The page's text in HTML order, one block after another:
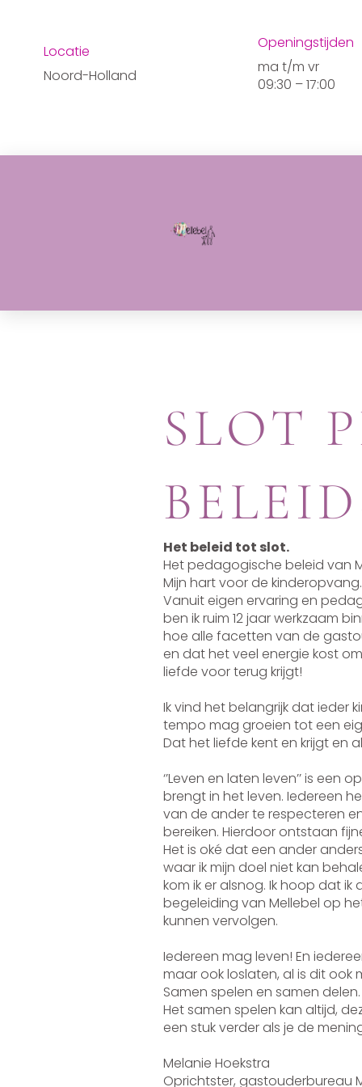
Locatie
Noord-Holland
Openingstijden
ma t/m vr
09:30 – 17:00
SLOT
Het beleid tot slot.
Het pedagogische beleid van
Mijn hart voor de kinderopvang.
Vanuit eigen ervaring en
ben ik ruim 12 jaar werkzaam
hoe alle facetten van de
en dat het veel energie kost
liefde voor terug krijgt!
Ik vind het belangrijk dat ieder
tempo mag groeien tot een
Dat het liefde kent en krijgt en
‘’Leven en laten leven’’ is
brengt in het leven. Iedereen
van de ander te respecteren
bereiken. Hierdoor ontstaan
Het is oké dat een ander
waar ik mijn doel niet kan
kom ik er alsnog. Ik hoop dat
begeleiding van Mellebel op
kunnen vervolgen.
Iedereen mag leven! En
maar ook loslaten, al is dit ook
Samen spelen en samen delen.
Het samen spelen kan altijd,
een stuk verder als je de
Melanie